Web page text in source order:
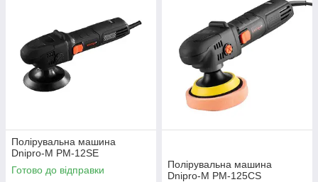
Полірувальна машина
Dnipro-M PM-12SE
Готово до відправки
Полірувальна машина
Dnipro-M PM-125CS